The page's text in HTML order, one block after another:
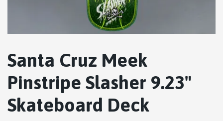
Santa Cruz Meek
Pinstripe Slasher 9.23"
Skateboard Deck